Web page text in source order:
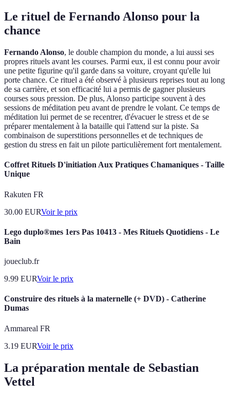
Le rituel de Fernando Alonso pour la
chance
Fernando Alonso, le double champion du monde, a lui aussi ses
propres rituels avant les courses. Parmi eux, il est connu pour avoir
une petite figurine qu'il garde dans sa voiture, croyant qu'elle lui
porte chance. Ce rituel a été observé à plusieurs reprises tout au long
de sa carrière, et son efficacité lui a permis de gagner plusieurs
courses sous pression. De plus, Alonso participe souvent à des
sessions de méditation peu avant de prendre le volant. Ce temps de
méditation lui permet de se recentrer, d'évacuer le stress et de se
préparer mentalement à la bataille qui l'attend sur la piste. Sa
combinaison de superstitions personnelles et de techniques de
gestion du stress en fait un pilote particulièrement fort mentalement.
Coffret Rituels D'initiation Aux Pratiques Chamaniques - Taille
Unique
Rakuten FR
30.00 EURVoir le prix
Lego duplo®mes 1ers Pas 10413 - Mes Rituels Quotidiens - Le
Bain
joueclub.fr
9.99 EURVoir le prix
Construire des rituels à la maternelle (+ DVD) - Catherine
Dumas
Ammareal FR
3.19 EURVoir le prix
La préparation mentale de Sebastian
Vettel